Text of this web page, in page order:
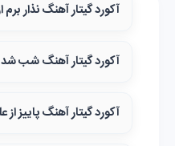
آکورد گیتار آهنگ نذار برم
آکورد گیتار آهنگ شب شد
آکورد گیتار آهنگ پاییز از